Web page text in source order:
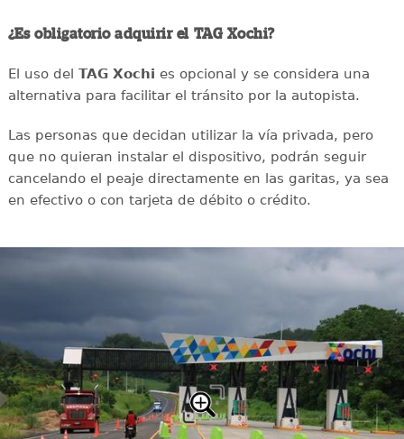
¿Es obligatorio adquirir el TAG Xochi?
El uso del TAG Xochi es opcional y se considera una
alternativa para facilitar el tránsito por la autopista.
Las personas que decidan utilizar la vía privada, pero
que no quieran instalar el dispositivo, podrán seguir
cancelando el peaje directamente en las garitas, ya sea
en efectivo o con tarjeta de débito o crédito.